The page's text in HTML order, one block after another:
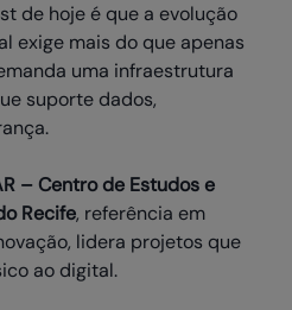
de hoje é que a evolução
exige mais do que apenas
uma infraestrutura
suporte dados,
– Centro de Estudos e
Recife, referência em
lidera projetos que
ao digital.